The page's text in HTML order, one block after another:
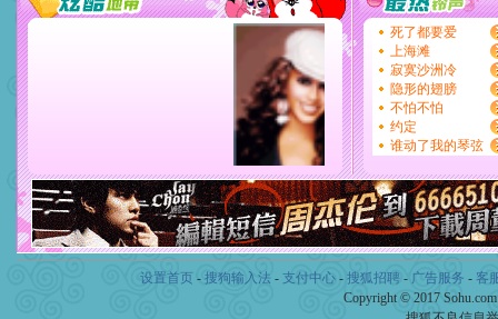
设置首页 - 搜狗输入法 - 支付中心- 搜狐招聘- 广告服务 - 客
Copyright © 2017